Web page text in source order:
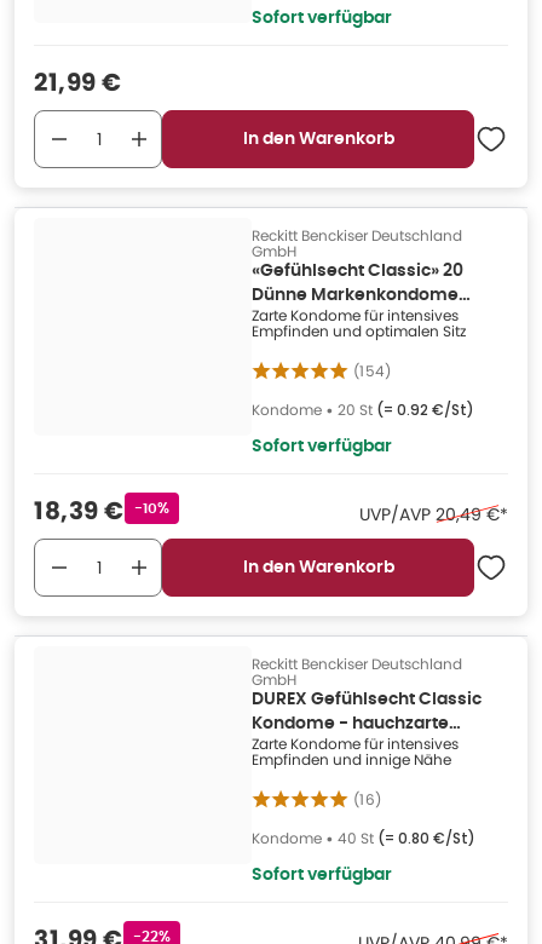
Sofort verfügbar
Verkaufspreis
21,99 €
In den Warenkorb
Reckitt Benckiser Deutschland
GmbH
«Gefühlsecht Classic» 20
Dünne Markenkondome
Easy-On (20 Kondome) 20 St
Zarte Kondome für intensives
Empfinden und optimalen Sitz
(154)
Kondome • 20 St (= 0.92 €/St)
Sofort verfügbar
Verkaufspreis
18,39 € Rabattstempel
-10% UVP/AVP Ehemaliger
20,49 €*
In den Warenkorb
Reckitt Benckiser Deutschland
GmbH
DUREX Gefühlsecht Classic
Kondome - hauchzarte
Kondome 40 St
Zarte Kondome für intensives
Empfinden und innige Nähe
(16)
Kondome • 40 St (= 0.80 €/St)
Sofort verfügbar
Rabattstempel
-22%